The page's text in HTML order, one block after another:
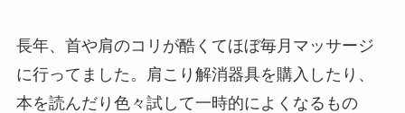
長年、首や肩のコリが酷くてほぼ毎月マッサージ
に行ってました。肩こり解消器具を購入したり、
本を読んだり色々試して一時的によくなるもの